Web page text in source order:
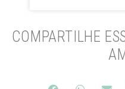
COMPARTILHE